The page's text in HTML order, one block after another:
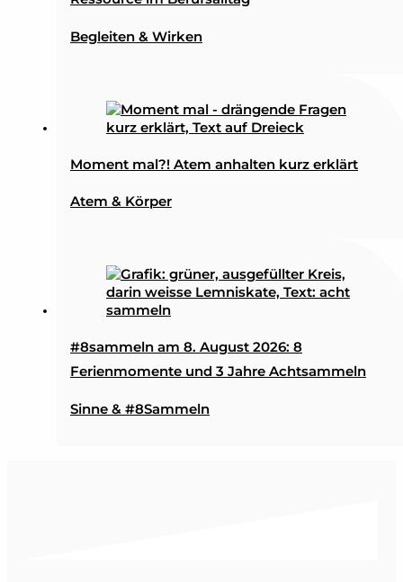
Begleiten & Wirken
Moment mal?! Atem anhalten kurz erklärt
Atem & Körper
#8sammeln am 8. August 2026: 8
Ferienmomente und 3 Jahre Achtsammeln
Sinne & #8Sammeln